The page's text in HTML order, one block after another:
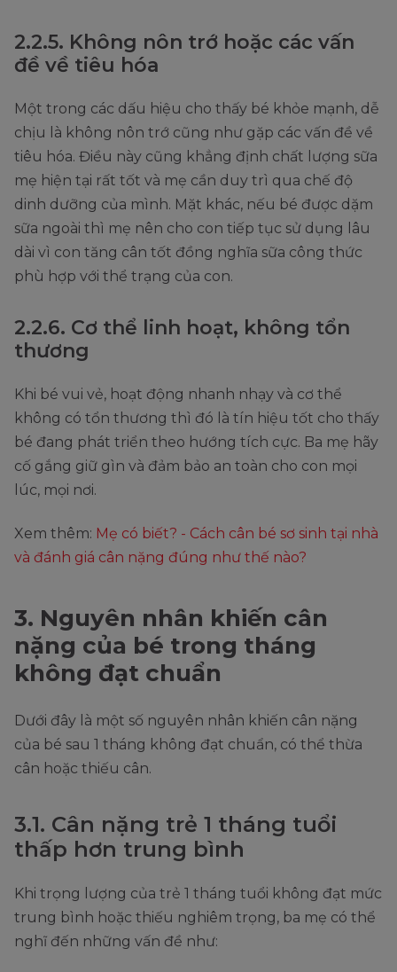
2.2.5. Không nôn trớ hoặc các vấn
đề về tiêu hóa
Một trong các dấu hiệu cho thấy bé khỏe mạnh, dễ
chịu là không nôn trớ cũng như gặp các vấn đề về
tiêu hóa. Điều này cũng khẳng định chất lượng sữa
mẹ hiện tại rất tốt và mẹ cần duy trì qua chế độ
dinh dưỡng của mình. Mặt khác, nếu bé được dặm
sữa ngoài thì mẹ nên cho con tiếp tục sử dụng lâu
dài vì con tăng cân tốt đồng nghĩa sữa công thức
phù hợp với thể trạng của con.
2.2.6. Cơ thể linh hoạt, không tổn
thương
Khi bé vui vẻ, hoạt động nhanh nhạy và cơ thể
không có tổn thương thì đó là tín hiệu tốt cho thấy
bé đang phát triển theo hướng tích cực. Ba mẹ hãy
cố gắng giữ gìn và đảm bảo an toàn cho con mọi
lúc, mọi nơi.
Xem thêm: Mẹ có biết? - Cách cân bé sơ sinh tại nhà
và đánh giá cân nặng đúng như thế nào?
3. Nguyên nhân khiến cân
nặng của bé trong tháng
không đạt chuẩn
Dưới đây là một số nguyên nhân khiến cân nặng
của bé sau 1 tháng không đạt chuẩn, có thể thừa
cân hoặc thiếu cân.
3.1. Cân nặng trẻ 1 tháng tuổi
thấp hơn trung bình
Khi trọng lượng của trẻ 1 tháng tuổi không đạt mức
trung bình hoặc thiếu nghiêm trọng, ba mẹ có thể
nghĩ đến những vấn đề như: